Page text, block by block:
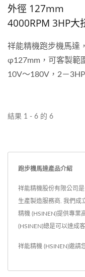
噪音、高規格散熱、
修，在結構與原料上
H...
外徑 127mm
4000RPM 3HP大
機馬達
祥能精機跑步機馬達
φ127mm，可客製範
10V～180V，2－3HP
備、工業攪拌機、工
安裝等優點，多項商
CCC、CE、ROHS、
驗認證，QC部門在
原料上祥能不斷的提
關，來保持最佳穩定
與節能的表現。
結果 1 - 6 的 6
跑步機馬達產品介紹
祥能精機股份有限公司
生產製造服務商. 我們成
精機 (HSINEN)提供專業
(HSINEN)總是可以達成
祥能精機 (HSINEN)邀請